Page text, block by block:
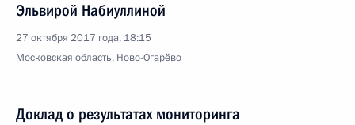
Эльвирой Набиуллиной
27 октября 2017 года, 18:15
Московская область, Ново-Огарёво
Доклад о результатах мониторинга